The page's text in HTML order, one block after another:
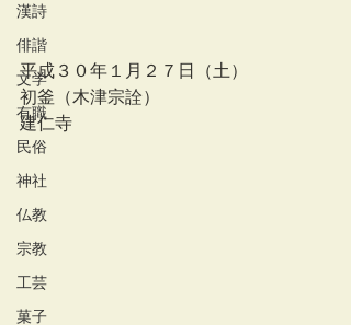
漢詩
俳諧
文学
有職
民俗
神社
仏教
宗教
工芸
菓子
平成３０年１月２７日（土）
初釜（木津宗詮）
建仁寺